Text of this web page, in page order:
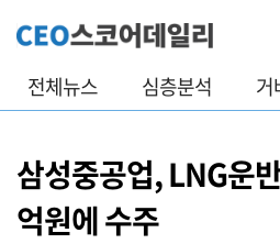
전체뉴스 심층분석 거
삼성중공업, LNG운
억원에 수주